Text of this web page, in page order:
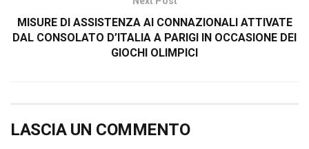
MISURE DI ASSISTENZA AI CONNAZIONALI ATTIVATE
DAL CONSOLATO D’ITALIA A PARIGI IN OCCASIONE DEI
GIOCHI OLIMPICI
LASCIA UN COMMENTO